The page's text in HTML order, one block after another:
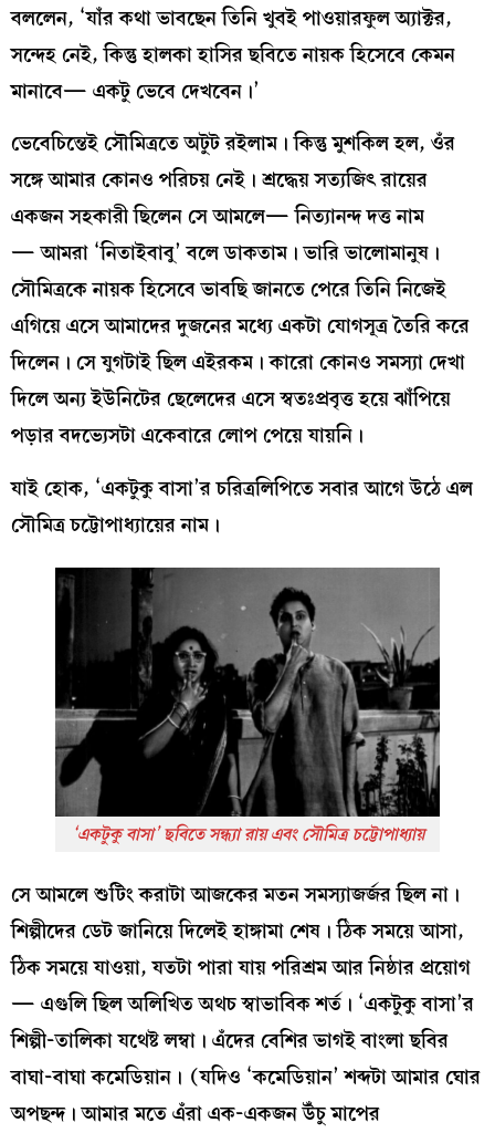
বললেন, ‘যাঁর কথা ভাবছেন তিনি খুবই পাওয়ারফুল অ্যাক্টর,
সন্দেহ নেই, কিন্তু হালকা হাসির ছবিতে নায়ক হিসেবে কেমন
মানাবে— একটু ভেবে দেখবেন।’
ভেবেচিন্তেই সৌমিত্রতে অটুট রইলাম। কিন্তু মুশকিল হল, ওঁর
সঙ্গে আমার কোনও পরিচয় নেই। শ্রদ্ধেয় সত্যজিৎ রায়ের
একজন সহকারী ছিলেন সে আমলে— নিত্যানন্দ দত্ত নাম
— আমরা ‘নিতাইবাবু’ বলে ডাকতাম। ভারি ভালোমানুষ।
সৌমিত্রকে নায়ক হিসেবে ভাবছি জানতে পেরে তিনি নিজেই
এগিয়ে এসে আমাদের দুজনের মধ্যে একটা যোগসূত্র তৈরি করে
দিলেন। সে যুগটাই ছিল এইরকম। কারো কোনও সমস্যা দেখা
দিলে অন্য ইউনিটের ছেলেদের এসে স্বতঃপ্রবৃত্ত হয়ে ঝাঁপিয়ে
পড়ার বদভ্যেসটা একেবারে লোপ পেয়ে যায়নি।
যাই হোক, ‘একটুকু বাসা’র চরিত্রলিপিতে সবার আগে উঠে এল
সৌমিত্র চট্টোপাধ্যায়ের নাম।
‘একটুকু বাসা’ছবিতে সন্ধ্যা রায় এবং সৌমিত্র চট্টোপাধ্যায়
সে আমলে শুটিং করাটা আজকের মতন সমস্যাজর্জর ছিল না।
শিল্পীদের ডেট জানিয়ে দিলেই হাঙ্গামা শেষ। ঠিক সময়ে আসা,
ঠিক সময়ে যাওয়া, যতটা পারা যায় পরিশ্রম আর নিষ্ঠার প্রয়োগ
— এগুলি ছিল অলিখিত অথচ স্বাভাবিক শর্ত। ‘একটুকু বাসা’র
শিল্পী-তালিকা যথেষ্ট লম্বা। এঁদের বেশির ভাগই বাংলা ছবির
বাঘা-বাঘা কমেডিয়ান। (যদিও ‘কমেডিয়ান’ শব্দটা আমার ঘোর
অপছন্দ। আমার মতে এঁরা এক-একজন উঁচু মাপের